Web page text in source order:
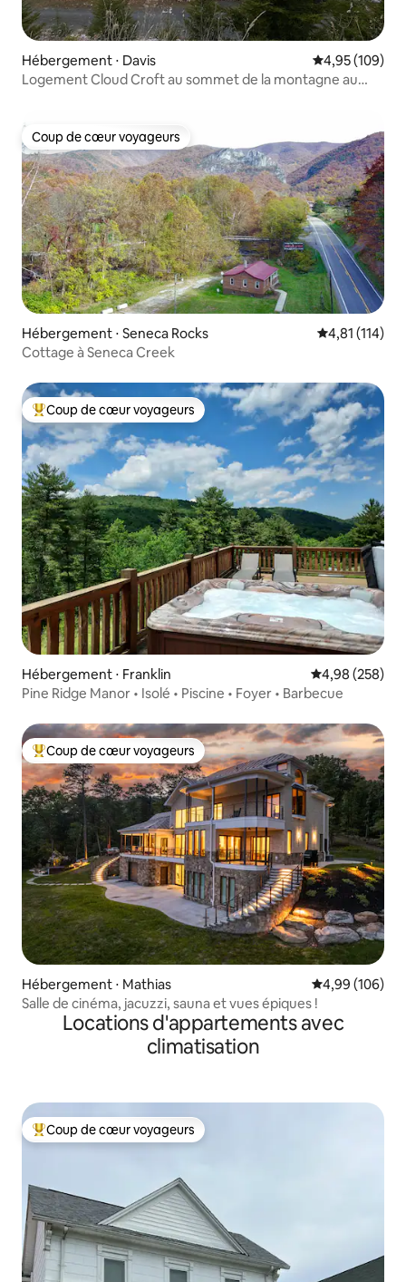
Hébergement ⋅ Davis Évaluation
4,95 (109)
Logement Cloud Croft au sommet de la montagne au
Coup de cœur voyageurs
Coup de cœur voyageurs
Hébergement ⋅ Seneca Rocks Évaluation
4,81 (114)
Cottage à Seneca Creek
Coups de cœur voyageurs les plus appréciés
Coup de cœur voyageurs
Hébergement ⋅ Franklin Évaluation
4,98 (258)
Pine Ridge Manor • Isolé • Piscine • Foyer • Barbecue
Coups de cœur voyageurs les plus appréciés
Coup de cœur voyageurs
Hébergement ⋅ Mathias Évaluation
4,99 (106)
Salle de cinéma, jacuzzi, sauna et vues épiques !
Locations d'appartements avec
climatisation
Coups de cœur voyageurs les plus appréciés
Coup de cœur voyageurs